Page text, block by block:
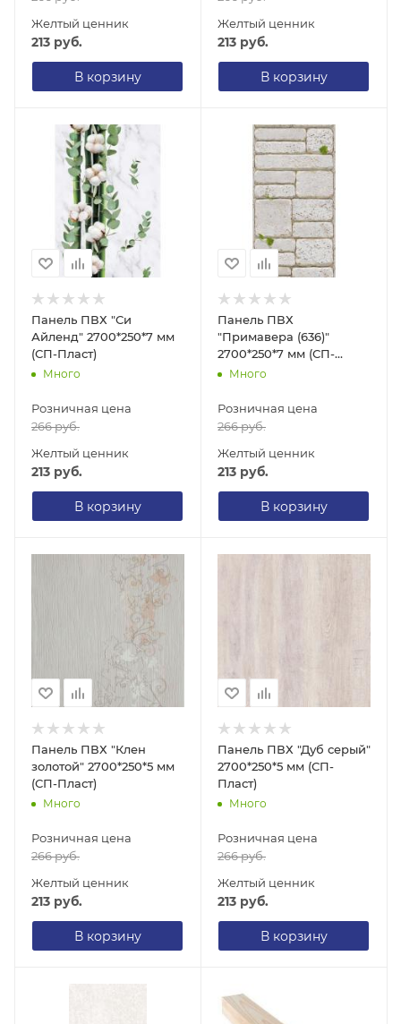
Желтый ценник
213 руб.
В корзину
Желтый ценник
213 руб.
В корзину
Панель ПВХ "Си
Айленд" 2700*250*7 мм
(СП-Пласт)
Много
Розничная цена
266руб.
Желтый ценник
213 руб.
В корзину
Панель ПВХ
"Примавера (636)"
2700*250*7 мм (СП-
Пласт)
Много
Розничная цена
266руб.
Желтый ценник
213 руб.
В корзину
Панель ПВХ "Клен
золотой" 2700*250*5 мм
(СП-Пласт)
Много
Розничная цена
266руб.
Желтый ценник
213 руб.
В корзину
Панель ПВХ "Дуб серый"
2700*250*5 мм (СП-
Пласт)
Много
Розничная цена
266руб.
Желтый ценник
213 руб.
В корзину